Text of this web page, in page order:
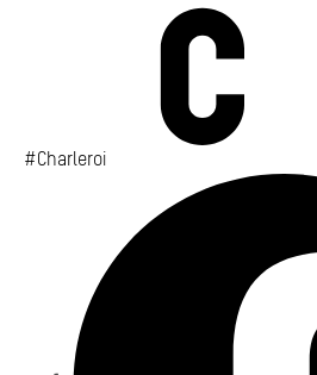
#Charleroi